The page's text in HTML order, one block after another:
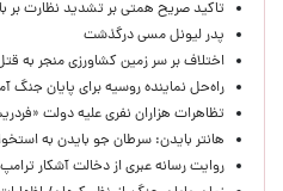
تاکید صریح همتی بر تشدید نظارت بر
پدر لیونل مسی درگذشت
اختلاف بر سر زمین کشاورزی منجر به
راه‌حل نماینده روسیه برای پایان جنگ
تظاهرات هزاران نفری علیه دولت
هانتر بایدن: سرطان جو بایدن به
روایت رسانه عبری از دخالت آشکار